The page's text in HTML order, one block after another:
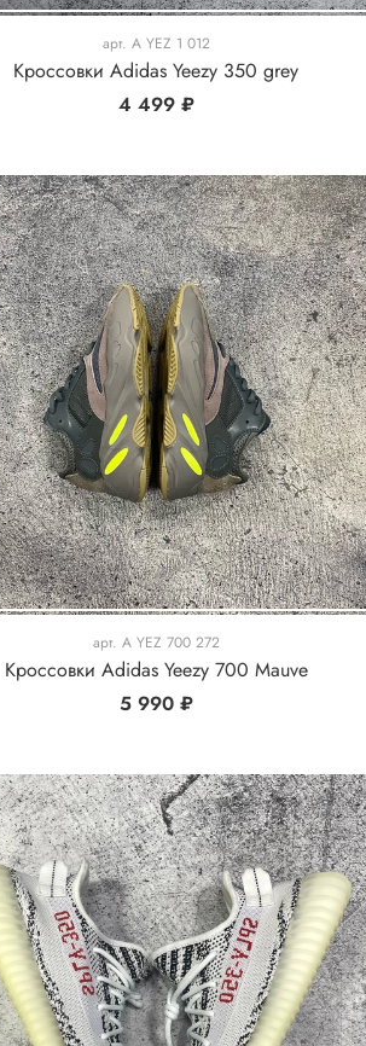
арт. A YEZ 1 012
Кроссовки Adidas Yeezy 350 grey
4 499 ₽
арт. A YEZ 700 272
Кроссовки Adidas Yeezy 700 Mauve
5 990 ₽